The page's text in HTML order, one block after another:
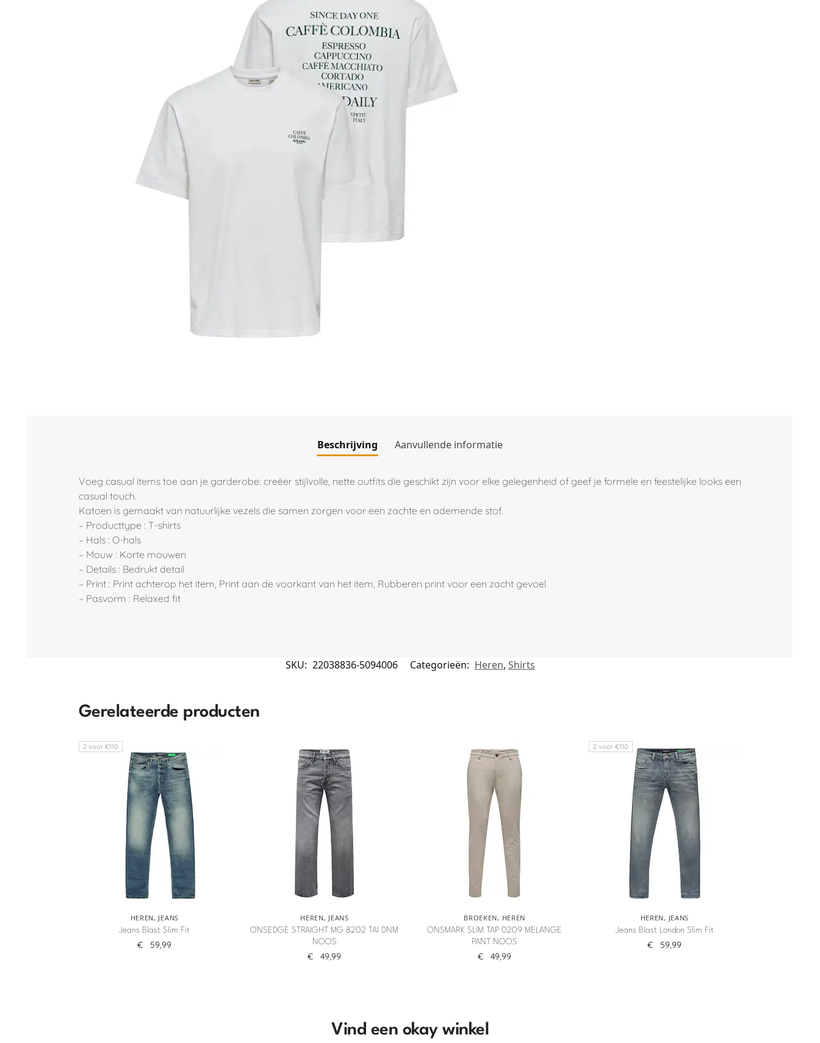
Beschrijving Aanvullende informatie
Voeg casual items toe aan je garderobe: creëer stijlvolle, nette outfits die geschikt zijn voor elke gelegenheid of geef je formele en feestelijke looks een
casual touch.
Katoen is gemaakt van natuurlijke vezels die samen zorgen voor een zachte en ademende stof.
– Producttype : T-shirts
– Hals : O-hals
– Mouw : Korte mouwen
– Details : Bedrukt detail
– Print : Print achterop het item, Print aan de voorkant van het item, Rubberen print voor een zacht gevoel
– Pasvorm : Relaxed fit
SKU: 22038836-5094006 Categorieën: Heren, Shirts
Gerelateerde producten
2 voor €110
HEREN, JEANS
Jeans Blast Slim Fit
€ 59,99
HEREN, JEANS
ONSEDGE STRAIGHT MG 8202 TAI DNM
NOOS
€ 49,99
BROEKEN, HEREN
ONSMARK SLIM TAP 0209 MELANGE
PANT NOOS
€ 49,99
2 voor €110
HEREN, JEANS
Jeans Blast London Slim Fit
€ 59,99
Vind een okay winkel